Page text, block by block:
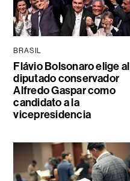
BRASIL
Flávio Bolsonaro elige al
diputado conservador
Alfredo Gaspar como
candidato a la
vicepresidencia